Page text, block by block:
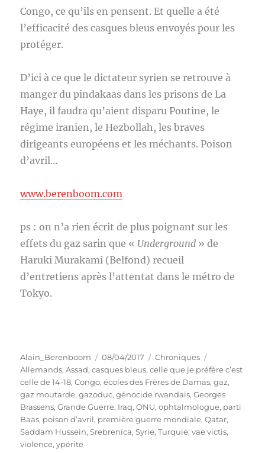
Congo, ce qu’ils en pensent. Et quelle a été
l’efficacité des casques bleus envoyés pour les
protéger.
D’ici à ce que le dictateur syrien se retrouve à
manger du pindakaas dans les prisons de La
Haye, il faudra qu’aient disparu Poutine, le
régime iranien, le Hezbollah, les braves
dirigeants européens et les méchants. Poison
d’avril…
www.berenboom.com
ps : on n’a rien écrit de plus poignant sur les
effets du gaz sarin que « Underground » de
Haruki Murakami (Belfond) recueil
d’entretiens après l’attentat dans le métro de
Tokyo.
Auteur
Alain_Berenboom
Publié
le
08/04/2017 Catégories
Chroniques
Allemands,Assad,casques bleus,celle que je préfère c’est
celle de 14-18,Congo,écoles des Frères de Damas,gaz,
gaz moutarde,gazoduc,génocide rwandais,Georges
Brassens,Grande Guerre, Iraq,ONU,ophtalmologue, parti
Baas, poison d’avril, première guerre mondiale,Qatar,
Saddam Hussein,Srebrenica,Syrie,Turquie,vae victis,
violence,ypérite